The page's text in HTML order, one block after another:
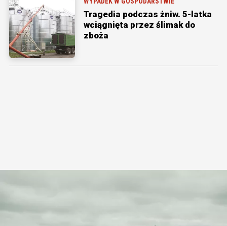
Tragedia podczas żniw. 5-latka
wciągnięta przez ślimak do
zboża